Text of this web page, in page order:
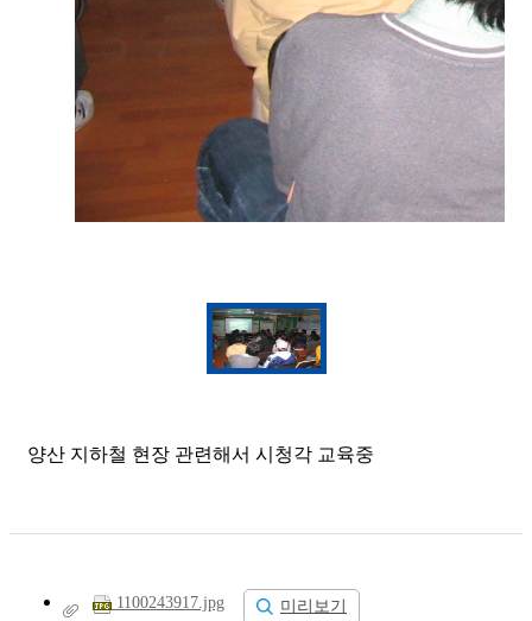
양산 지하철 현장 관련해서 시청각 교육중
1100243917.jpg 미리보기